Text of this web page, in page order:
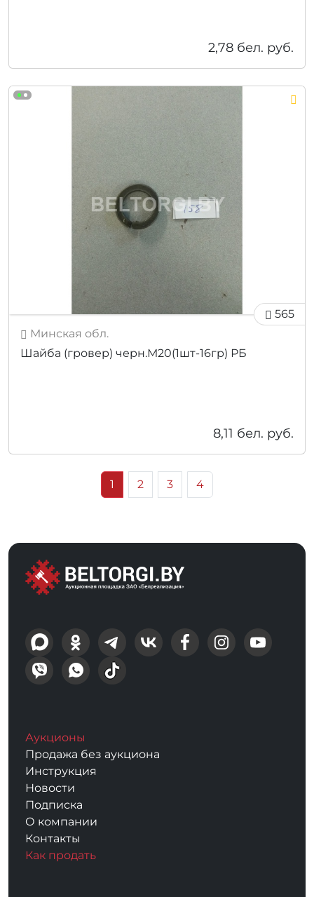
2,78 бел. руб.
565
Минская обл.
Шайба (гровер) черн.М20(1шт-16гр) РБ
8,11 бел. руб.
1 2 3 4
Аукционы
Продажа без аукциона
Инструкция
Новости
Подписка
О компании
Контакты
Как продать